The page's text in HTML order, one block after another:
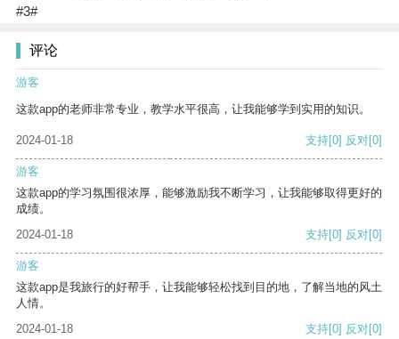
#3#
评论
游客
这款app的老师非常专业，教学水平很高，让我能够学到实用的知识。
2024-01-18 支持[0] 反对[0]
游客
这款app的学习氛围很浓厚，能够激励我不断学习，让我能够取得更好的
成绩。
2024-01-18
支持[0] 反对[0]
游客
这款app是我旅行的好帮手，让我能够轻松找到目的地，了解当地的风土
人情。
2024-01-18
支持[0] 反对[0]